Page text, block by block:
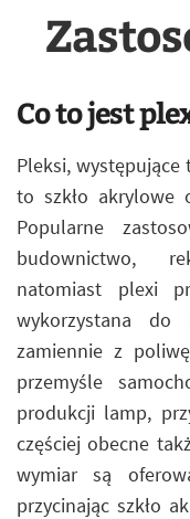
Co to jest
Pleksi,
to szkło akrylowe
Popularne
budownictwo,
natomiast plexi
wykorzystana
zamiennie z
przemyśle
produkcji lamp,
częściej obecne
wymiar są
przycinając szkło